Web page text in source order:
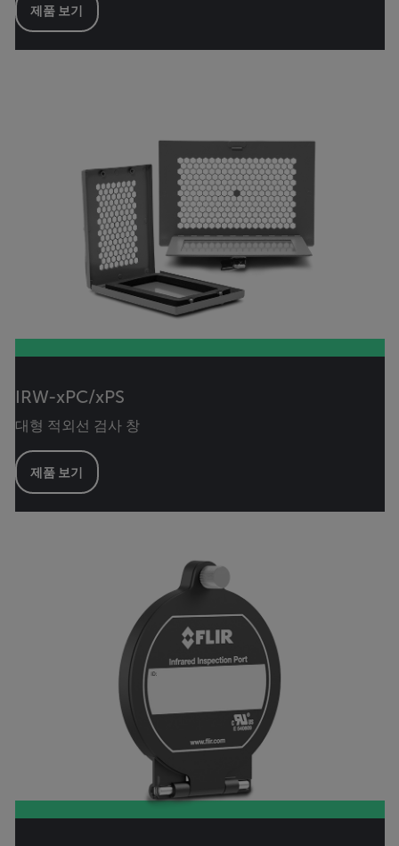
제품 보기
IRW-xPC/xPS
대형 적외선 검사 창
제품 보기